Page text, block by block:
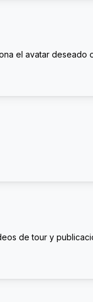
el avatar deseado
de tour y